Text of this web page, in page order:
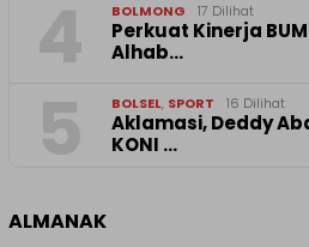
BOLMONG 17 Dilihat
Perkuat Kinerja
Alhab…
BOLSEL, SPORT 16 Dilihat
Aklamasi, Deddy
KONI …
ALMANAK